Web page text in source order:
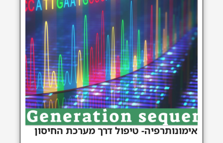
אימונותרפיה- טיפול דרך מערכת החיסון